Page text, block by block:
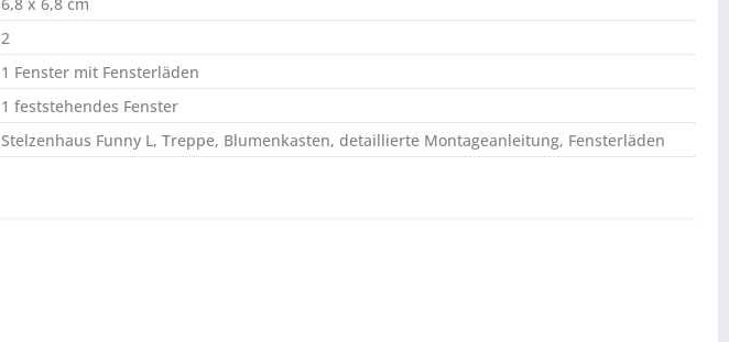
2
1 Fenster mit Fensterläden
1 feststehendes Fenster
Stelzenhaus Funny L, Treppe, Blumenkasten, detaillierte Montageanleitung, Fensterläden